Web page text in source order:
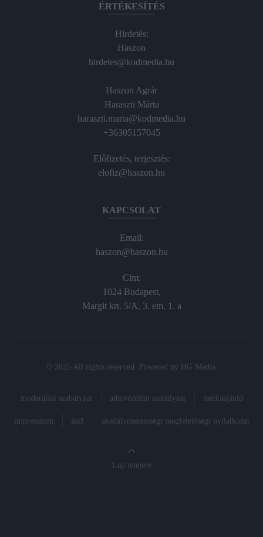
ÉRTÉKESÍTÉS
Hirdetés:
Haszon
hirdetes@kodmedia.hu
Haszon Agrár
Haraszti Márta
haraszti.marta@kodmedia.hu
+36305157045
Előfizetés, terjesztés:
elofiz@haszon.hu
KAPCSOLAT
Email:
haszon@haszon.hu
Cím:
1024 Budapest,
Margit krt. 5/A, 3. em. 1. a
© 2025 All rights reserved. Powered by HG Media
moderálási szabályzat adatvédelmi szabályzat médiaajánló
impresszum ászf akadálymentességi megfelelőségi nyilatkozat
Lap tetejére